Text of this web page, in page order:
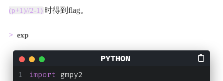
(p+1)//2-1) 时得到flag。
exp
import gmpy2